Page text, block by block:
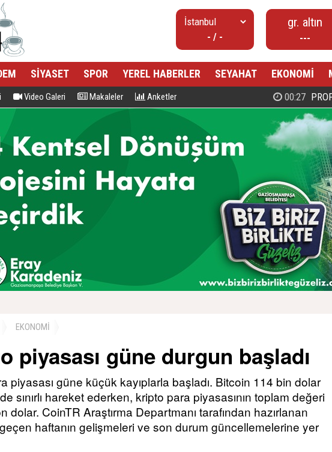
- / -
gr. altın
---
SİYASET SPOR YEREL HABERLER SEYAHAT EKONOMİ
Video Galeri Makaleler Anketler 00:27 PROF.
EKONOMİ
piyasası güne durgun başladı
piyasası güne küçük kayıplarla başladı. Bitcoin 114 bin dolar
sınırlı hareket ederken, kripto para piyasasının toplam değeri
dolar. CoinTR Araştırma Departmanı tarafından hazırlanan
haftanın gelişmeleri ve son durum güncellemelerine yer